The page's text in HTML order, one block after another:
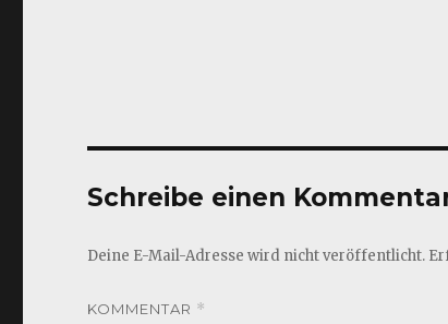
Schreibe einen
Deine E-Mail-Adresse wird nicht veröffentlicht.
KOMMENTAR *